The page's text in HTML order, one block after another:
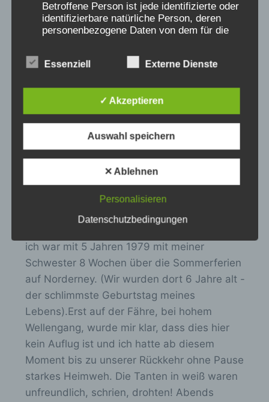
Journalistenwenden sich für Auskünfte oder
Interviews mit Betroffenenhierhinoder an:
Ansprechpartnern sehr gut über die
schrieb am21.09.2019
Hallo liebe Anja, hallo alle
ich war mit 5 Jahren 1979 mit meiner
Schwester 8 Wochen über die Sommerferien
auf Norderney. (Wir wurden dort 6 Jahre alt -
der schlimmste Geburtstag meines
Lebens).Erst auf der Fähre, bei hohem
Wellengang, wurde mir klar, dass dies hier
kein Auflug ist und ich hatte ab diesem
Moment bis zu unserer Rückkehr ohne Pause
starkes Heimweh. Die Tanten in weiß waren
unfreundlich, schrien, drohten! Abends
M
Betroffene Person ist jede identifizierte oder
identifizierbare natürliche Person, deren
personenbezogene Daten von dem für die
c) Verarbeitung
Verarbeitung ist jeder mit oder ohne Hilfe
automatisierter Verfahren ausgeführte
Vorgang oder jede solche Vorgangsreihe im
Zusammenhang mit personenbezogenen
Daten wie das Erheben, das Erfassen, die
Organisation, das Ordnen, die Speicherung,
die Anpassung oder Veränderung, das
die Offenlegung durch Übermittlung,
Bereitstellung, den Abgleich oder die
Verknüpfung, die Einschränkung, das
d) Einschränkung der Verarbeitung
Einschränkung der Verarbeitung ist die
Markierung gespeicherter
personenbezogener Daten mit dem Ziel, ihre
künftige Verarbeitung einzuschränken.
Essenziell Externe Dienste
✓ Akzeptieren
Auswahl speichern
✕ Ablehnen
Personalisieren
Datenschutzbedingungen